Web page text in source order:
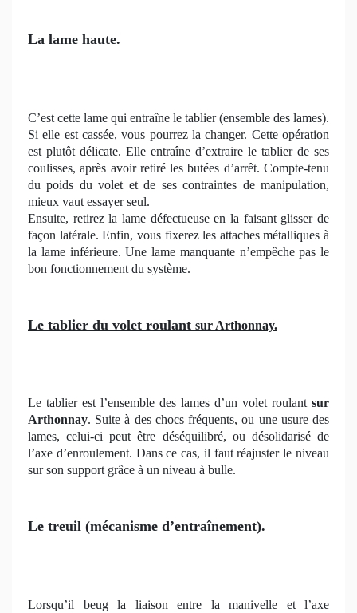
La lame haute.
C’est cette lame qui entraîne le tablier (ensemble des lames).
Si elle est cassée, vous pourrez la changer. Cette opération
est plutôt délicate. Elle entraîne d’extraire le tablier de ses
coulisses, après avoir retiré les butées d’arrêt. Compte-tenu
du poids du volet et de ses contraintes de manipulation,
mieux vaut essayer seul.
Ensuite, retirez la lame défectueuse en la faisant glisser de
façon latérale. Enfin, vous fixerez les attaches métalliques à
la lame inférieure. Une lame manquante n’empêche pas le
bon fonctionnement du système.
Le tablier du volet roulant sur Arthonnay.
Le tablier est l’ensemble des lames d’un volet roulant sur
Arthonnay. Suite à des chocs fréquents, ou une usure des
lames, celui-ci peut être déséquilibré, ou désolidarisé de
l’axe d’enroulement. Dans ce cas, il faut réajuster le niveau
sur son support grâce à un niveau à bulle.
Le treuil (mécanisme d’entraînement).
Lorsqu’il beug la liaison entre la manivelle et l’axe